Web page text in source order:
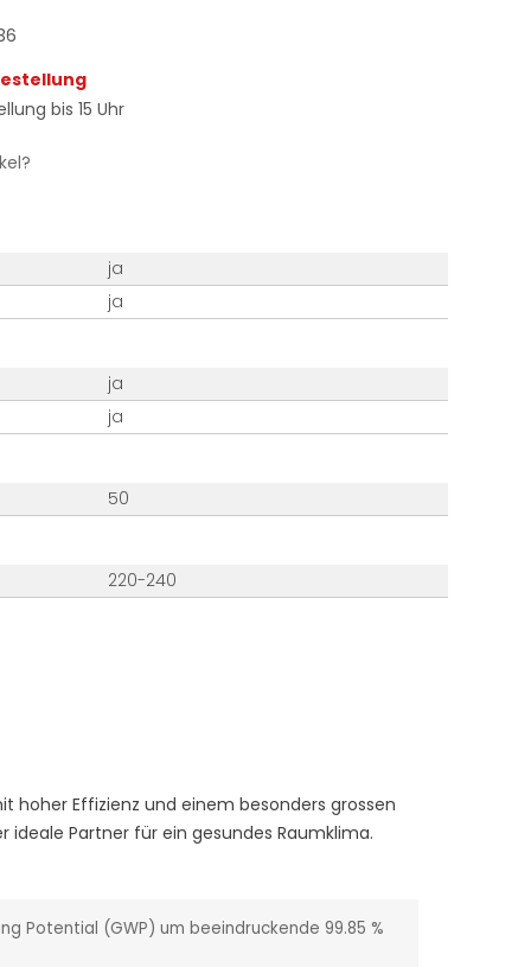
bis 15 Uhr
ja
ja
ja
ja
50
220-240
hoher Effizienz und einem besonders grossen
ideale Partner für ein gesundes Raumklima.
Potential (GWP) um beeindruckende 99.85 %